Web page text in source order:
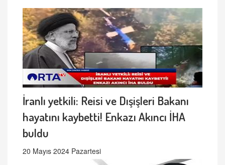
İranlı yetkili: Reisi ve Dışişleri Bakanı
hayatını kaybetti! Enkazı Akıncı İHA
buldu
20 Mayıs 2024 Pazartesi